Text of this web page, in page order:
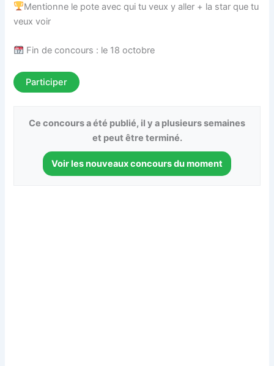
Mentionne le pote avec qui tu veux y aller + la star que tu
veux voir
Fin de concours : le 18 octobre
Participer
Ce concours a été publié, il y a plusieurs semaines
et peut être terminé.
Voir les nouveaux concours du moment